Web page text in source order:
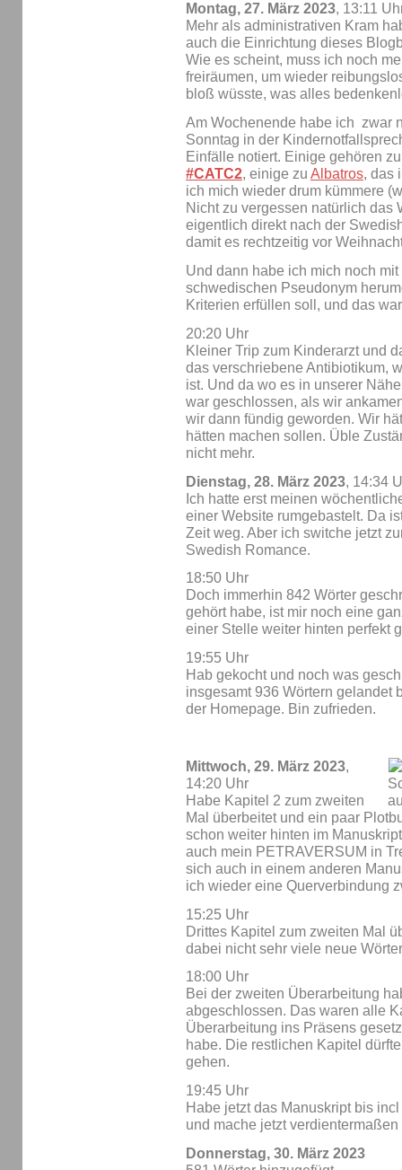
Montag, 27. März 2023, 13:11
Mehr als administrativen Kram
auch die Einrichtung dieses
Wie es scheint, muss ich noch
freiräumen, um wieder
bloß wüsste, was alles
Am Wochenende habe ich zwar
Sonntag in der
Einfälle notiert. Einige gehören
#CATC2, einige zu Albatros, das
ich mich wieder drum kümmere
Nicht zu vergessen natürlich das
eigentlich direkt nach der
damit es rechtzeitig vor
Und dann habe ich mich noch
schwedischen Pseudonym
Kriterien erfüllen soll, und das
20:20 Uhr
Kleiner Trip zum Kinderarzt und
das verschriebene Antibiotikum,
ist. Und da wo es in unserer
war geschlossen, als wir
wir dann fündig geworden. Wir
hätten machen sollen. Üble
nicht mehr.
Dienstag, 28. März 2023, 14:34
Ich hatte erst meinen
einer Website rumgebastelt. Da
Zeit weg. Aber ich switche jetzt
Swedish Romance.
18:50 Uhr
Doch immerhin 842 Wörter
gehört habe, ist mir noch eine
einer Stelle weiter hinten perfekt
19:55 Uhr
Hab gekocht und noch was
insgesamt 936 Wörtern gelandet
der Homepage. Bin zufrieden.
Mittwoch, 29. März 2023,
14:20 Uhr
Habe Kapitel 2 zum zweiten
Mal überbeitet und ein paar
schon weiter hinten im
auch mein PETRAVERSUM in
sich auch in einem anderen
ich wieder eine Querverbindung
15:25 Uhr
Drittes Kapitel zum zweiten Mal
dabei nicht sehr viele neue
18:00 Uhr
Bei der zweiten Überarbeitung
abgeschlossen. Das waren alle
Überarbeitung ins Präsens
habe. Die restlichen Kapitel
gehen.
19:45 Uhr
Habe jetzt das Manuskript bis
und mache jetzt
Donnerstag, 30. März 2023